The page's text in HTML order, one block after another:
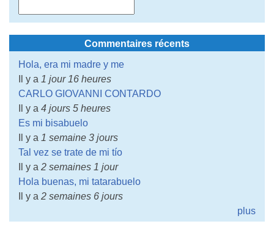
Commentaires récents
Hola, era mi madre y me
Il y a 1 jour 16 heures
CARLO GIOVANNI CONTARDO
Il y a 4 jours 5 heures
Es mi bisabuelo
Il y a 1 semaine 3 jours
Tal vez se trate de mi tío
Il y a 2 semaines 1 jour
Hola buenas, mi tatarabuelo
Il y a 2 semaines 6 jours
plus